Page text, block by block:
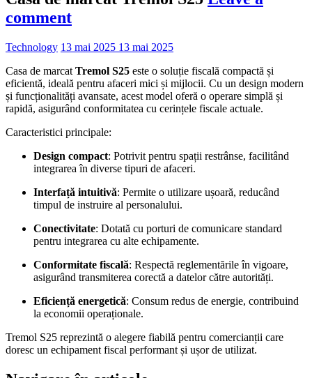
comment
Technology 13 mai 2025 13 mai 2025
Casa de marcat Tremol S25 este o soluție fiscală compactă și
eficientă, ideală pentru afaceri mici și mijlocii. Cu un design modern
și funcționalități avansate, acest model oferă o operare simplă și
rapidă, asigurând conformitatea cu cerințele fiscale actuale.
Caracteristici principale:
Design compact: Potrivit pentru spații restrânse, facilitând
integrarea în diverse tipuri de afaceri.
Interfață intuitivă: Permite o utilizare ușoară, reducând
timpul de instruire al personalului.
Conectivitate: Dotată cu porturi de comunicare standard
pentru integrarea cu alte echipamente.
Conformitate fiscală: Respectă reglementările în vigoare,
asigurând transmiterea corectă a datelor către autorități.
Eficiență energetică: Consum redus de energie, contribuind
la economii operaționale.
Tremol S25 reprezintă o alegere fiabilă pentru comercianții care
doresc un echipament fiscal performant și ușor de utilizat.